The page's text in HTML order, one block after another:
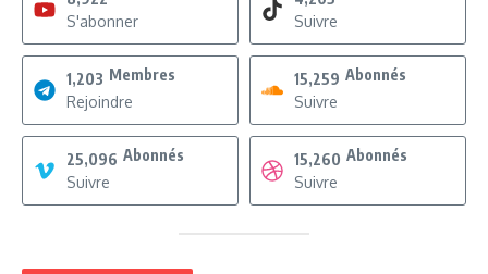
S'abonner
Suivre
1,203 Membres
Rejoindre
15,259 Abonnés
Suivre
25,096 Abonnés
Suivre
15,260 Abonnés
Suivre